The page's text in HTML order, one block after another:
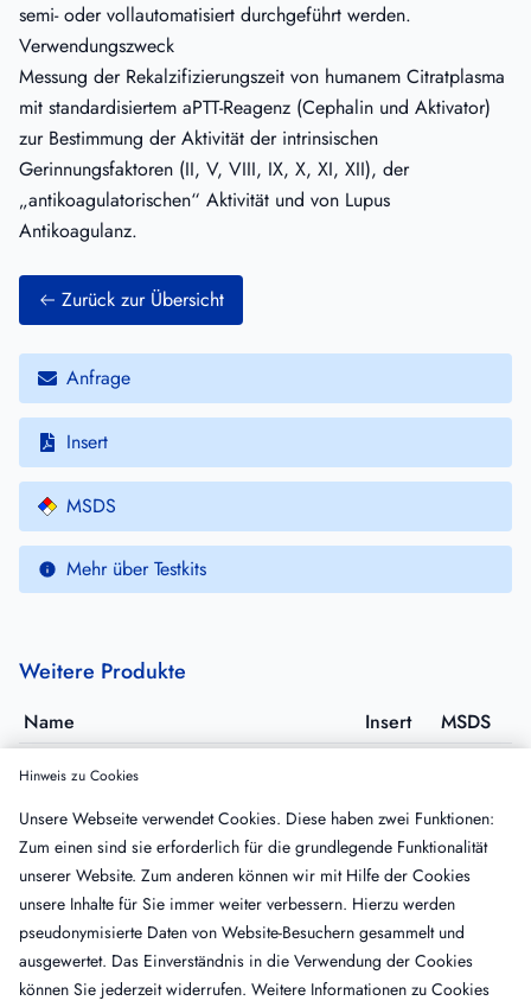
semi- oder vollautomatisiert durchgeführt werden.
Verwendungszweck
Messung der Rekalzifizierungszeit von humanem Citratplasma
mit standardisiertem aPTT-Reagenz (Cephalin und Aktivator)
zur Bestimmung der Aktivität der intrinsischen
Gerinnungsfaktoren (II, V, VIII, IX, X, XI, XII), der
„antikoagulatorischen“ Aktivität und von Lupus
Antikoagulanz.
Zurück zur Übersicht
Anfrage
Insert
MSDS
Mehr über Testkits
Weitere Produkte
Name Insert
MSDS
MRX APTT
CEPHEN APTT 2.5
CK512K · VE: 6x2.5 mL
CEPHEN APTT 5
CK515L VE: 12x5 mL
NAPTT Reagent Kit
CC0151 · VE: 5x10 mL
Hinweis zu Cookies
Unsere Webseite verwendet Cookies. Diese haben zwei Funktionen:
Zum einen sind sie erforderlich für die grundlegende Funktionalität
unserer Website. Zum anderen können wir mit Hilfe der Cookies
unsere Inhalte für Sie immer weiter verbessern. Hierzu werden
pseudonymisierte Daten von Website-Besuchern gesammelt und
ausgewertet. Das Einverständnis in die Verwendung der Cookies
können Sie jederzeit widerrufen. Weitere Informationen zu Cookies